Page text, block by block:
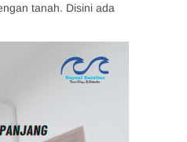
tanah. Disini ada